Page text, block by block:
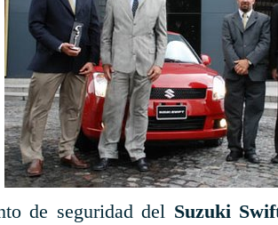
de seguridad del Suzuki